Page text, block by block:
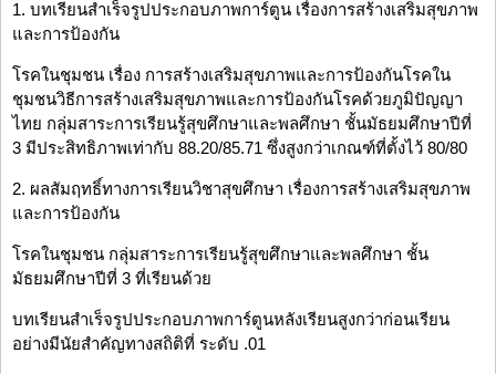
1. บทเรียนสำเร็จรูปประกอบภาพการ์ตูน เรื่องการสร้างเสริมสุขภาพ
และการป้องกัน
โรคในชุมชน เรื่อง การสร้างเสริมสุขภาพและการป้องกันโรคใน
ชุมชนวิธีการสร้างเสริมสุขภาพและการป้องกันโรคด้วยภูมิปัญญา
ไทย กลุ่มสาระการเรียนรู้สุขศึกษาและพลศึกษา ชั้นมัธยมศึกษาปีที่
3 มีประสิทธิภาพเท่ากับ 88.20/85.71 ซึ่งสูงกว่าเกณฑ์ที่ตั้งไว้ 80/80
2. ผลสัมฤทธิ์ทางการเรียนวิชาสุขศึกษา เรื่องการสร้างเสริมสุขภาพ
และการป้องกัน
โรคในชุมชน กลุ่มสาระการเรียนรู้สุขศึกษาและพลศึกษา ชั้น
มัธยมศึกษาปีที่ 3 ที่เรียนด้วย
บทเรียนสำเร็จรูปประกอบภาพการ์ตูนหลังเรียนสูงกว่าก่อนเรียน
อย่างมีนัยสำคัญทางสถิติที่ ระดับ .01